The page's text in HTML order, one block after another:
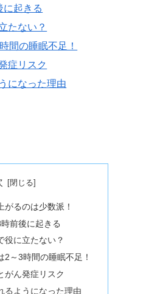
に起きる
たない？
間の睡眠不足！
症リスク
になった理由
がるのは少数派！
前後に起きる
役に立たない？
2～3時間の睡眠不足！
がん発症リスク
るようになった理由